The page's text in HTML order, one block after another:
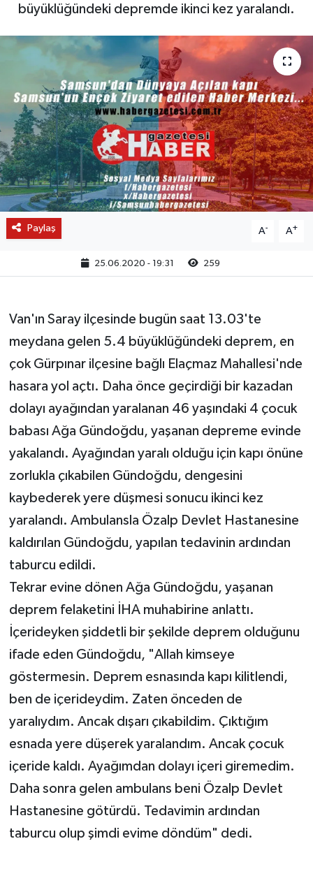
büyüklüğündeki depremde ikinci kez yaralandı.
Paylaş A- A+
25.06.2020 - 19:31 259
Van'ın Saray ilçesinde bugün saat 13.03'te
meydana gelen 5.4 büyüklüğündeki deprem, en
çok Gürpınar ilçesine bağlı Elaçmaz Mahallesi'nde
hasara yol açtı. Daha önce geçirdiği bir kazadan
dolayı ayağından yaralanan 46 yaşındaki 4 çocuk
babası Ağa Gündoğdu, yaşanan depreme evinde
yakalandı. Ayağından yaralı olduğu için kapı önüne
zorlukla çıkabilen Gündoğdu, dengesini
kaybederek yere düşmesi sonucu ikinci kez
yaralandı. Ambulansla Özalp Devlet Hastanesine
kaldırılan Gündoğdu, yapılan tedavinin ardından
taburcu edildi.
Tekrar evine dönen Ağa Gündoğdu, yaşanan
deprem felaketini İHA muhabirine anlattı.
İçerideyken şiddetli bir şekilde deprem olduğunu
ifade eden Gündoğdu, "Allah kimseye
göstermesin. Deprem esnasında kapı kilitlendi,
ben de içerideydim. Zaten önceden de
yaralıydım. Ancak dışarı çıkabildim. Çıktığım
esnada yere düşerek yaralandım. Ancak çocuk
içeride kaldı. Ayağımdan dolayı içeri giremedim.
Daha sonra gelen ambulans beni Özalp Devlet
Hastanesine götürdü. Tedavimin ardından
taburcu olup şimdi evime döndüm" dedi.